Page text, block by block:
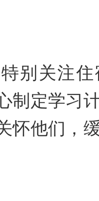
别关注
制定学习
怀他们，